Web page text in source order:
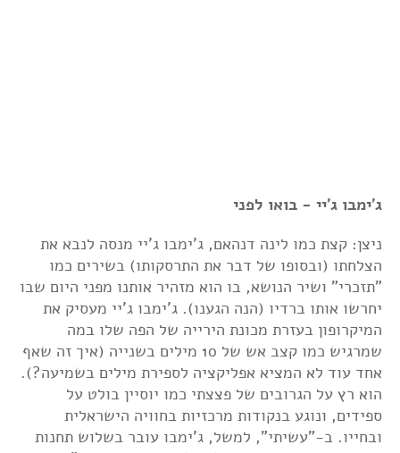
ג'ימבו ג'יי - בואו לפני
ניצן: קצת כמו לינה דנהאם, ג'ימבו ג'יי מנסה לנבא את
הצלחתו (ובסופו של דבר את התרסקותו) בשירים כמו
"תזכרי" ושיר הנושא, בו הוא מזהיר אותנו מפני היום שבו
יחרשו אותו ברדיו (הנה הגענו). ג'ימבו ג'יי מעסיק את
המיקרופון בעזרת מכונת הירייה של הפה שלו במה
שמרגיש כמו קצב אש של 10 מילים בשנייה (איך זה שאף
אחד עוד לא המציא אפליקציה לספירת מילים בשמיעה?).
הוא רץ על הגרובים של פצצתי כמו יוסיין בולט על
ספידים, ונוגע בנקודות מרכזיות בחוויה הישראלית
ובחייו. ב-"עשיתי", למשל, ג'ימבו עובר בשלוש תחנות